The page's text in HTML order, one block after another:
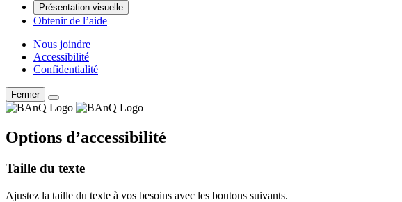
Présentation visuelle
Obtenir de l’aide
Nous joindre
Accessibilité
Confidentialité
Fermer
Options d’accessibilité
Taille du texte
Ajustez la taille du texte à vos besoins avec les boutons suivants.